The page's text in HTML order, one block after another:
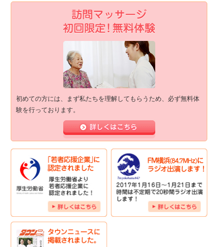
初めての方には、まず私たちを理解してもらうため、必ず無料体
験を行っております。